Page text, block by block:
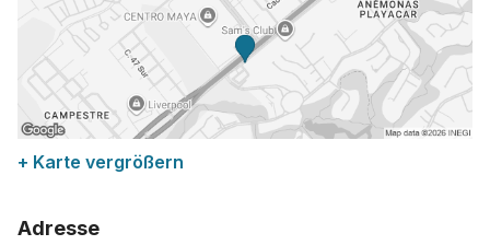
+ Karte vergrößern
Adresse